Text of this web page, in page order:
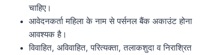
चाहिए।
आवेदनकर्ता महिला के नाम से पर्सनल बैंक अकाउंट होना
आवश्यक है।
विवाहित, अविवाहित, परित्यक्ता, तलाकशुदा व निराश्रित